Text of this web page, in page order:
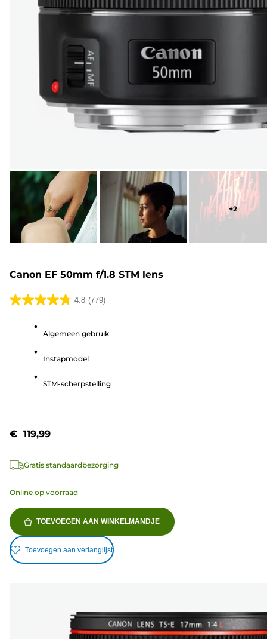
+2
Canon EF 50mm f/1.8 STM lens
4.8 (779)
4.8
sterren.
Algemeen gebruik
Instapmodel
STM-scherpstelling
€ 119,99
Gratis standaardbezorging
Online op voorraad
TOEVOEGEN AAN WINKELMANDJE
Toevoegen aan verlanglijst